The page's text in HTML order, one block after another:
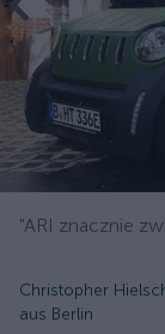
"ARI znacznie
Christopher
aus Berlin